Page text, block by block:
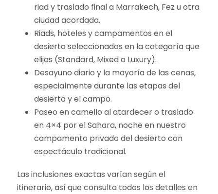
riad y traslado final a Marrakech, Fez u otra
ciudad acordada.
Riads, hoteles y campamentos en el
desierto seleccionados en la categoría que
elijas (Standard, Mixed o Luxury).
Desayuno diario y la mayoría de las cenas,
especialmente durante las etapas del
desierto y el campo.
Paseo en camello al atardecer o traslado
en 4×4 por el Sahara, noche en nuestro
campamento privado del desierto con
espectáculo tradicional.
Las inclusiones exactas varían según el
itinerario, así que consulta todos los detalles en